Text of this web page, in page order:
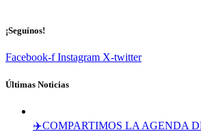
¡Seguínos!
Facebook-f Instagram X-twitter
Últimas Noticias
✈️COMPARTIMOS LA AGENDA